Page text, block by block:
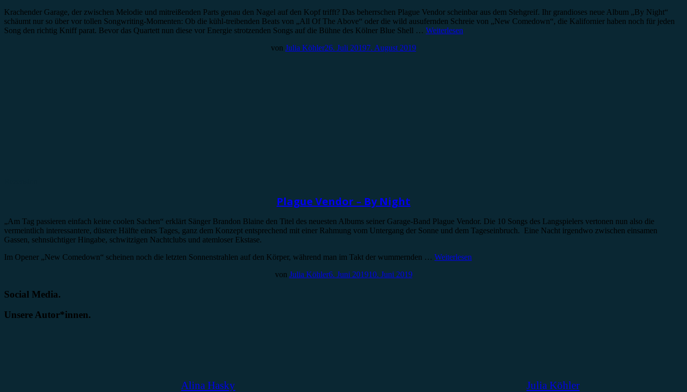
Krachender Garage, der zwischen Melodie und mitreißenden Parts genau den Nagel auf den Kopf trifft? Das beherrschen Plague Vendor scheinbar aus dem Stehgreif. Ihr grandioses neue Album „By Night“
schäumt nur so über vor tollen Songwriting-Momenten: Ob die kühl-treibenden Beats von „All Of The Above“ oder die wild ausufernden Schreie von „New Comedown“, die Kalifornier haben noch für jeden
Song den richtig Kniff parat. Bevor das Quartett nun diese vor Energie strotzenden Songs auf die Bühne des Kölner Blue Shell … Weiterlesen
von Julia Köhler26. Juli 20197. August 2019
Plague Vendor – By Night
„Am Tag passieren einfach keine coolen Sachen“ erklärt Sänger Brandon Blaine den Titel des neuesten Albums seiner Garage-Band Plague Vendor. Die 10 Songs des Langspielers vertonen nun also die
vermeintlich interessantere, düstere Hälfte eines Tages, ganz dem Konzept entsprechend mit einer Rahmung vom Untergang der Sonne und dem Tageseinbruch. Eine Nacht irgendwo zwischen einsamen
Gassen, sehnsüchtiger Hingabe, schwitzigen Nachtclubs und atemloser Ekstase.
Im Opener „New Comedown“ scheinen noch die letzten Sonnenstrahlen auf den Körper, während man im Takt der wummernden … Weiterlesen
von Julia Köhler6. Juni 201910. Juni 2019
Social Media.
Unsere Autor*innen.
Alina Hasky Julia Köhler